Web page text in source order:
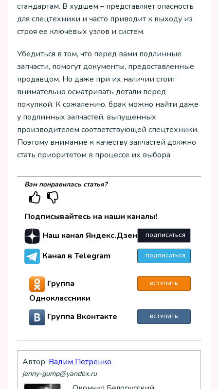
стандартам. В худшем – представляет опасность
для спецтехники и часто приводит к выходу из
строя ее ключевых узлов и систем.
Убедиться в том, что перед вами подлинные
запчасти, помогут документы, предоставленные
продавцом. Но даже при их наличии стоит
внимательно осматривать детали перед
покупкой. К сожалению, брак можно найти даже
у подлинных запчастей, выпущенных
производителем соответствующей спецтехники.
Поэтому внимание к качеству запчастей должно
стать приоритетом в процессе их выбора.
Вам понравилась статья?
Подписывайтесь на наши каналы!
Наш канал Яндекс.Дзен
ПОДПИСАТЬСЯ
Канал в Telegram ПОДПИСАТЬСЯ
Группа
Одноклассники
ВСТУПИТЬ
Группа Вконтакте ВСТУПИТЬ
Автор: Вадим Петренко
jenny-gump@yandex.ru